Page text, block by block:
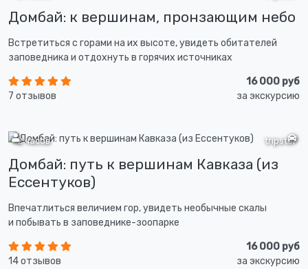
Домбай: к вершинам, пронзающим небо
Встретиться с горами на их высоте, увидеть обитателей
заповедника и отдохнуть в горячих источниках
7 отзывов
16 000 руб
за экскурсию
tripster
12 часов
Домбай: путь к вершинам Кавказа (из
Ессентуков)
Впечатлиться величием гор, увидеть необычные скалы
и побывать в заповеднике-зоопарке
14 отзывов
16 000 руб
за экскурсию